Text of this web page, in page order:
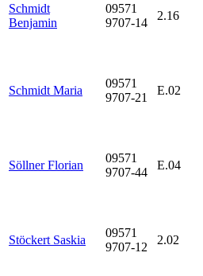
Schmidt
Benjamin
09571
9707-14
2.16
Schmidt Maria
09571
9707-21
E.02
Söllner Florian
09571
9707-44
E.04
Stöckert Saskia
09571
9707-12
2.02